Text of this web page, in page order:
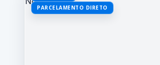
PARCELAMENTO DIRETO